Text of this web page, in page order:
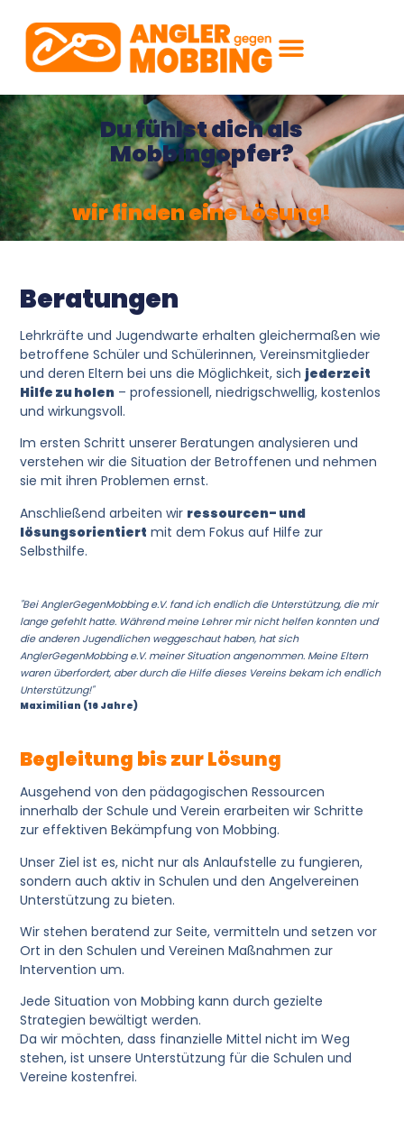
Du fühlst dich als
Mobbingopfer?
wir finden eine Lösung!
Beratungen
Lehrkräfte und Jugendwarte erhalten gleichermaßen wie
betroffene Schüler und Schülerinnen, Vereinsmitglieder
und deren Eltern bei uns die Möglichkeit, sich jederzeit
Hilfe zu holen – professionell, niedrigschwellig, kostenlos
und wirkungsvoll.
Im ersten Schritt unserer Beratungen analysieren und
verstehen wir die Situation der Betroffenen und nehmen
sie mit ihren Problemen ernst.
Anschließend arbeiten wir ressourcen- und
lösungsorientiert mit dem Fokus auf Hilfe zur
Selbsthilfe.
"Bei AnglerGegenMobbing e.V. fand ich endlich die Unterstützung, die mir
lange gefehlt hatte. Während meine Lehrer mir nicht helfen konnten und
die anderen Jugendlichen weggeschaut haben, hat sich
AnglerGegenMobbing e.V. meiner Situation angenommen. Meine Eltern
waren überfordert, aber durch die Hilfe dieses Vereins bekam ich endlich
Unterstützung!"
Maximilian (16 Jahre)
Begleitung bis zur Lösung
Ausgehend von den pädagogischen Ressourcen
innerhalb der Schule und Verein erarbeiten wir Schritte
zur effektiven Bekämpfung von Mobbing.
Unser Ziel ist es, nicht nur als Anlaufstelle zu fungieren,
sondern auch aktiv in Schulen und den Angelvereinen
Unterstützung zu bieten.
Wir stehen beratend zur Seite, vermitteln und setzen vor
Ort in den Schulen und Vereinen Maßnahmen zur
Intervention um.
Jede Situation von Mobbing kann durch gezielte
Strategien bewältigt werden.
Da wir möchten, dass finanzielle Mittel nicht im Weg
stehen, ist unsere Unterstützung für die Schulen und
Vereine kostenfrei.